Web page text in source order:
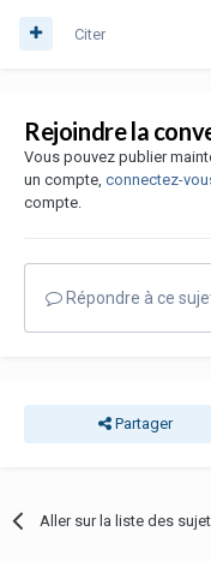
Citer
Rejoindre la
Vous pouvez publier
un compte, connectez-
compte.
Répondre à ce
Partager
Aller sur la liste des